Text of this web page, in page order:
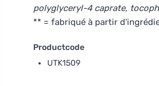
polyglyceryl-4 caprate,
** = fabriqué à partir
Productcode
UTK1509